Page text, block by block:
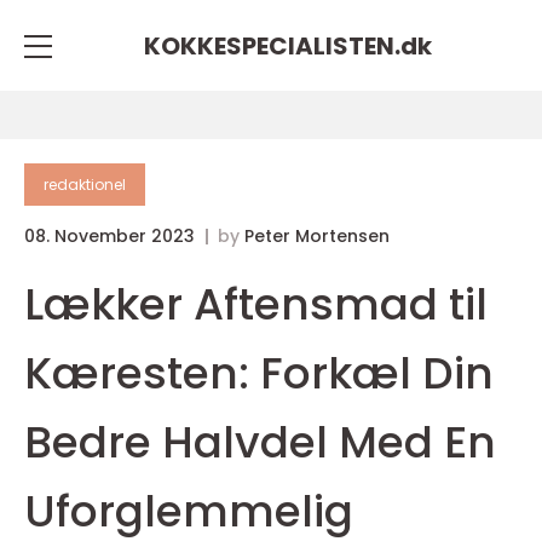
KOKKESPECIALISTEN.dk
redaktionel
08. November 2023 by Peter Mortensen
Lækker Aftensmad til
Kæresten: Forkæl Din
Bedre Halvdel Med En
Uforglemmelig